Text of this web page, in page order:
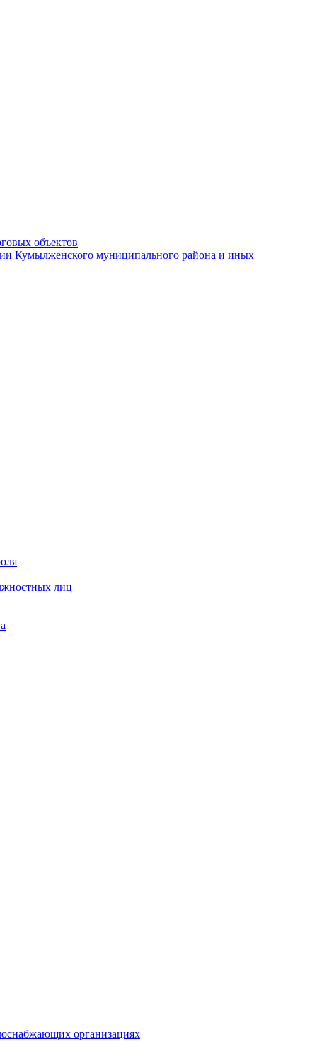
объектов
Кумылженского муниципального района и иных
лиц
организациях